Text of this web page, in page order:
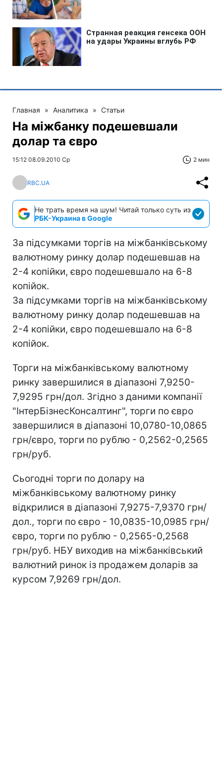
Главная » Аналитика » Статьи
На міжбанку подешевшали
долар та євро
15:12 08.09.2010 Ср 2 мин
RBC.UA
Не трать время на шум! Читай только суть из
РБК-Украина в Google
За підсумками торгів на міжбанківському
валютному ринку долар подешевшав на
2-4 копійки, євро подешевшало на 6-8
копійок.
За підсумками торгів на міжбанківському
валютному ринку долар подешевшав на
2-4 копійки, євро подешевшало на 6-8
копійок.
Торги на міжбанківському валютному
ринку завершилися в діапазоні 7,9250-
7,9295 грн/дол. Згідно з даними компанії
"ІнтерБізнесКонсалтинг", торги по євро
завершилися в діапазоні 10,0780-10,0865
грн/євро, торги по рублю - 0,2562-0,2565
грн/руб.
Сьогодні торги по долару на
міжбанківському валютному ринку
відкрилися в діапазоні 7,9275-7,9370 грн/
дол., торги по євро - 10,0835-10,0985 грн/
євро, торги по рублю - 0,2565-0,2568
грн/руб. НБУ виходив на міжбанківський
валютний ринок із продажем доларів за
курсом 7,9269 грн/дол.